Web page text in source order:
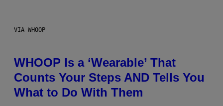
VIA WHOOP
WHOOP Is a ‘Wearable’ That
Counts Your Steps AND Tells You
What to Do With Them